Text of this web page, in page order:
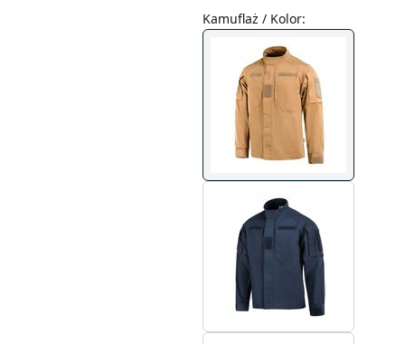
Kamuflaż / Kolor: